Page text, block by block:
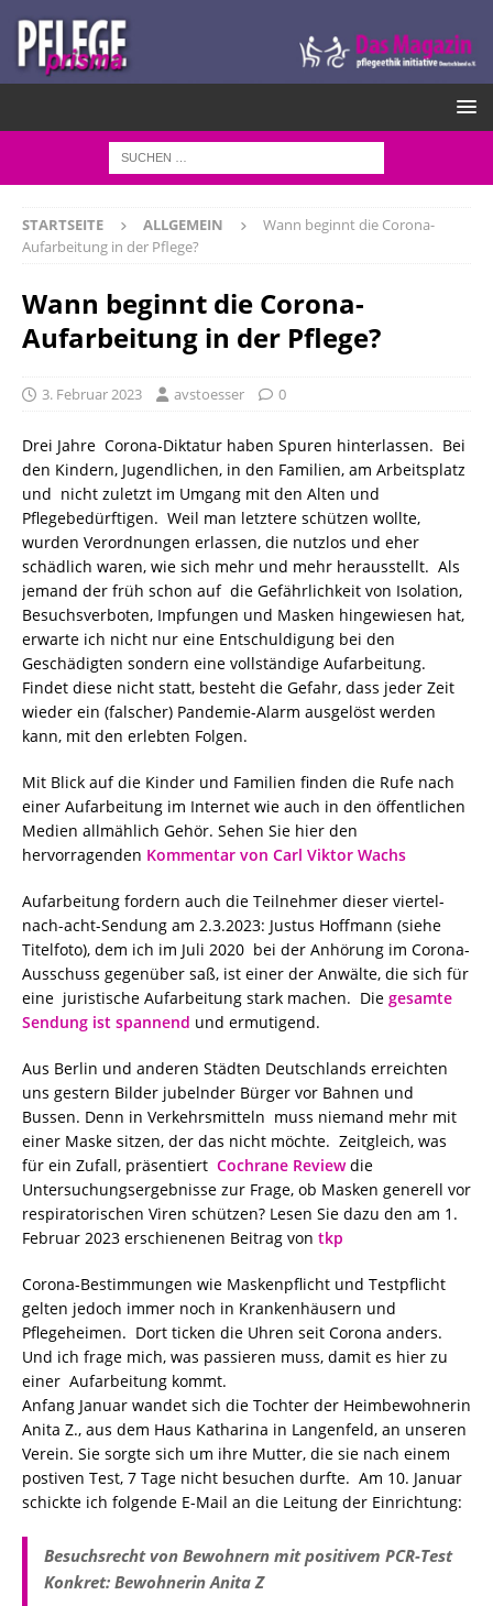
STARTSEITE ALLGEMEIN
Wann beginnt die Corona-
Aufarbeitung in der Pflege?
Wann beginnt die Corona-
Aufarbeitung in der Pflege?
3. Februar 2023 avstoesser 0
Drei Jahre Corona-Diktatur haben Spuren hinterlassen. Bei
den Kindern, Jugendlichen, in den Familien, am Arbeitsplatz
und nicht zuletzt im Umgang mit den Alten und
Pflegebedürftigen. Weil man letztere schützen wollte,
wurden Verordnungen erlassen, die nutzlos und eher
schädlich waren, wie sich mehr und mehr herausstellt. Als
jemand der früh schon auf die Gefährlichkeit von Isolation,
Besuchsverboten, Impfungen und Masken hingewiesen hat,
erwarte ich nicht nur eine Entschuldigung bei den
Geschädigten sondern eine vollständige Aufarbeitung.
Findet diese nicht statt, besteht die Gefahr, dass jeder Zeit
wieder ein (falscher) Pandemie-Alarm ausgelöst werden
kann, mit den erlebten Folgen.
Mit Blick auf die Kinder und Familien finden die Rufe nach
einer Aufarbeitung im Internet wie auch in den öffentlichen
Medien allmählich Gehör. Sehen Sie hier den
hervorragenden Kommentar von Carl Viktor Wachs
Aufarbeitung fordern auch die Teilnehmer dieser viertel-
nach-acht-Sendung am 2.3.2023: Justus Hoffmann (siehe
Titelfoto), dem ich im Juli 2020 bei der Anhörung im Corona-
Ausschuss gegenüber saß, ist einer der Anwälte, die sich für
eine juristische Aufarbeitung stark machen. Die gesamte
Sendung ist spannend und ermutigend.
Aus Berlin und anderen Städten Deutschlands erreichten
uns gestern Bilder jubelnder Bürger vor Bahnen und
Bussen. Denn in Verkehrsmitteln muss niemand mehr mit
einer Maske sitzen, der das nicht möchte. Zeitgleich, was
für ein Zufall, präsentiert Cochrane Reviewdie
Untersuchungsergebnisse zur Frage, ob Masken generell vor
respiratorischen Viren schützen? Lesen Sie dazu den am 1.
Februar 2023 erschienenen Beitrag von tkp
Corona-Bestimmungen wie Maskenpflicht und Testpflicht
gelten jedoch immer noch in Krankenhäusern und
Pflegeheimen. Dort ticken die Uhren seit Corona anders.
Und ich frage mich, was passieren muss, damit es hier zu
einer Aufarbeitung kommt.
Anfang Januar wandet sich die Tochter der Heimbewohnerin
Anita Z., aus dem Haus Katharina in Langenfeld, an unseren
Verein. Sie sorgte sich um ihre Mutter, die sie nach einem
postiven Test, 7 Tage nicht besuchen durfte. Am 10. Januar
schickte ich folgende E-Mail an die Leitung der Einrichtung:
Besuchsrecht von Bewohnern mit positivem PCR-Test
Konkret: Bewohnerin Anita Z